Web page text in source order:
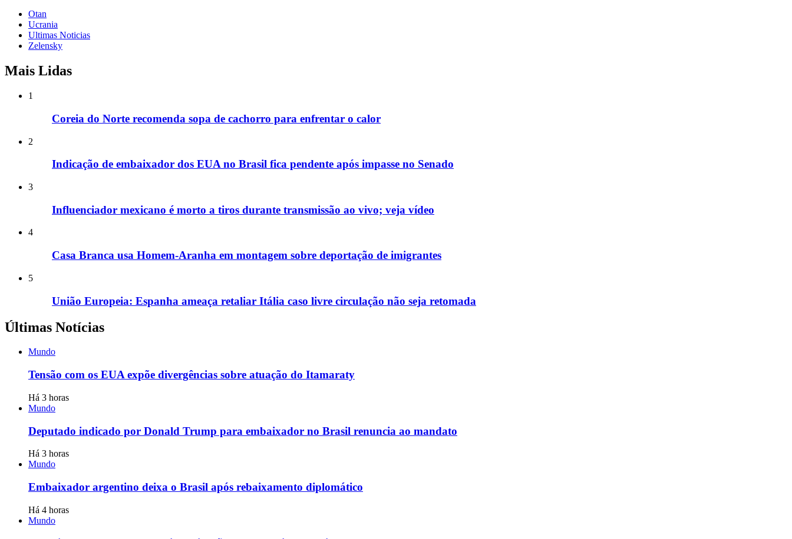
Otan
Ucrania
Ultimas Noticias
Zelensky
Mais Lidas
1
Coreia do Norte recomenda sopa de cachorro para enfrentar o calor
2
Indicação de embaixador dos EUA no Brasil fica pendente após impasse no Senado
3
Influenciador mexicano é morto a tiros durante transmissão ao vivo; veja vídeo
4
Casa Branca usa Homem-Aranha em montagem sobre deportação de imigrantes
5
União Europeia: Espanha ameaça retaliar Itália caso livre circulação não seja retomada
Últimas Notícias
Mundo
Tensão com os EUA expõe divergências sobre atuação do Itamaraty
Há 3 horas
Mundo
Deputado indicado por Donald Trump para embaixador no Brasil renuncia ao mandato
Há 3 horas
Mundo
Embaixador argentino deixa o Brasil após rebaixamento diplomático
Há 4 horas
Mundo